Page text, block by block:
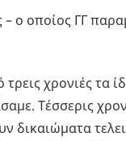
ο οποίος ΓΓ
χρονιές τα
Τέσσερις
δικαιώματα